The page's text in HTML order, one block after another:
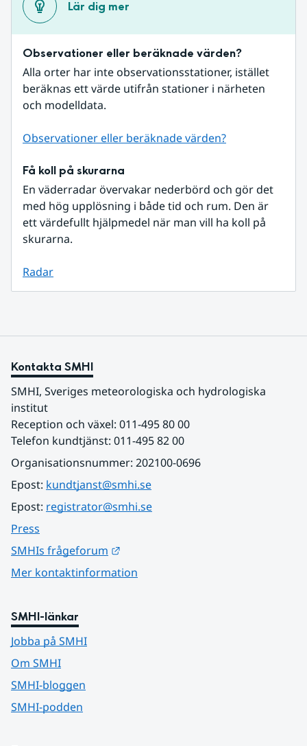
Lär dig mer
Observationer eller beräknade värden?
Alla orter har inte observationsstationer, istället
beräknas ett värde utifrån stationer i närheten
och modelldata.
Observationer eller beräknade värden?
Få koll på skurarna
En väderradar övervakar nederbörd och gör det
med hög upplösning i både tid och rum. Den är
ett värdefullt hjälpmedel när man vill ha koll på
skurarna.
Radar
Kontakta SMHI
SMHI, Sveriges meteorologiska och hydrologiska
institut
Reception och växel: 011-495 80 00
Telefon kundtjänst: 011-495 82 00
Organisationsnummer: 202100-0696
Epost: kundtjanst@smhi.se
Epost: registrator@smhi.se
Press
SMHIs frågeforum
Mer kontaktinformation
SMHI-länkar
Jobba på SMHI
Om SMHI
SMHI-bloggen
SMHI-podden